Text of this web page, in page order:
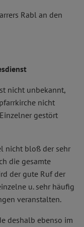
Rabl an den
nicht unbekannt,
nicht
gestört
nicht bloß der sehr
die gesamte
der gute Ruf der
u. sehr häufig
veranstalten.
deshalb ebenso im